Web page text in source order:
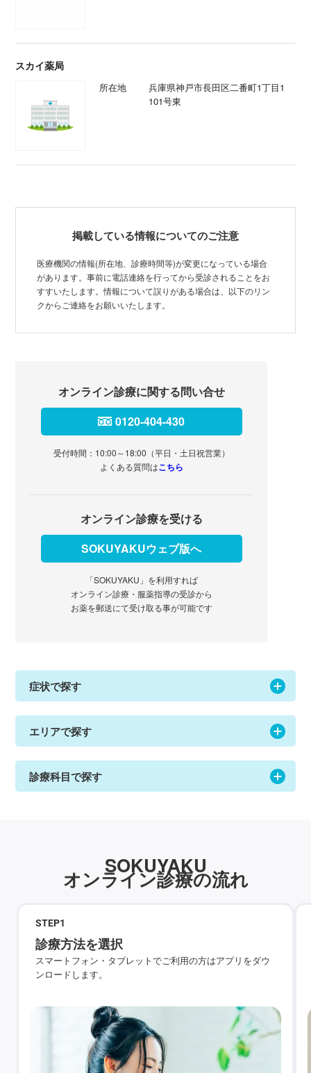
スカイ薬局
所在地
兵庫県神戸市長田区二番町1丁目1
101号東
掲載している情報についてのご注意
医療機関の情報(所在地、診療時間等)が変更になっている場合
があります。事前に電話連絡を行ってから受診されることをお
すすいたします。情報について誤りがある場合は、以下のリン
クからご連絡をお願いいたします。
オンライン診療に関する問い合せ
0120-404-430
受付時間：10:00～18:00（平日・土日祝営業）
よくある質問はこちら
オンライン診療を受ける
SOKUYAKUウェブ版へ
「SOKUYAKU」を利用すれば
オンライン診療・服薬指導の受診から
お薬を郵送にて受け取る事が可能です
症状で探す
エリアで探す
診療科目で探す
SOKUYAKU
オンライン診療の流れ
STEP1
診療方法を選択
スマートフォン・タブレットでご利用の方はアプリをダウ
ンロードします。